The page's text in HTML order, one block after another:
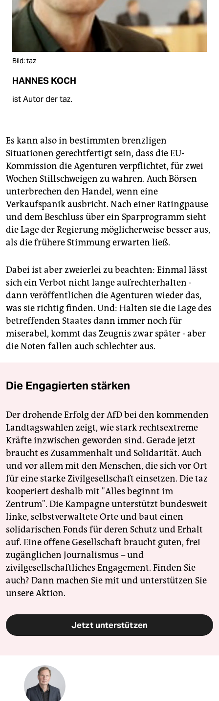
Bild: taz
HANNES KOCH
ist Autor der taz.
Es kann also in bestimmten brenzligen
Situationen gerechtfertigt sein, dass die EU-
Kommission die Agenturen verpflichtet, für zwei
Wochen Stillschweigen zu wahren. Auch Börsen
unterbrechen den Handel, wenn eine
Verkaufspanik ausbricht. Nach einer Ratingpause
und dem Beschluss über ein Sparprogramm sieht
die Lage der Regierung möglicherweise besser aus,
als die frühere Stimmung erwarten ließ.
Dabei ist aber zweierlei zu beachten: Einmal lässt
sich ein Verbot nicht lange aufrechterhalten -
dann veröffentlichen die Agenturen wieder das,
was sie richtig finden. Und: Halten sie die Lage des
betreffenden Staates dann immer noch für
miserabel, kommt das Zeugnis zwar später - aber
die Noten fallen auch schlechter aus.
Die Engagierten stärken
Der drohende Erfolg der AfD bei den kommenden
Landtagswahlen zeigt, wie stark rechtsextreme
Kräfte inzwischen geworden sind. Gerade jetzt
braucht es Zusammenhalt und Solidarität. Auch
und vor allem mit den Menschen, die sich vor Ort
für eine starke Zivilgesellschaft einsetzen. Die taz
kooperiert deshalb mit "Alles beginnt im
Zentrum". Die Kampagne unterstützt bundesweit
linke, selbstverwaltete Orte und baut einen
solidarischen Fonds für deren Schutz und Erhalt
auf. Eine offene Gesellschaft braucht guten, frei
zugänglichen Journalismus – und
zivilgesellschaftliches Engagement. Finden Sie
auch? Dann machen Sie mit und unterstützen Sie
unsere Aktion.
Jetzt unterstützen